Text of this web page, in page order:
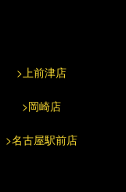
>上前津店
>岡崎店
>名古屋駅前店